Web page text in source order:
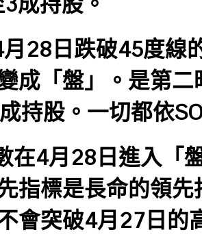
28日跌破45度線
變成「盤」。是第
持股。一切都依
在4月28日進入「
指標是長命的領
會突破4月27日的